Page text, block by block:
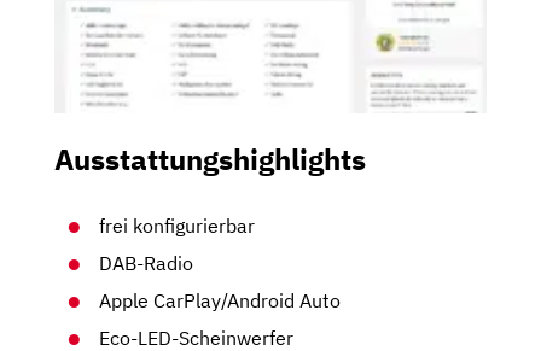
Ausstattungshighlights
frei konfigurierbar
DAB-Radio
Apple CarPlay/Android Auto
Eco-LED-Scheinwerfer